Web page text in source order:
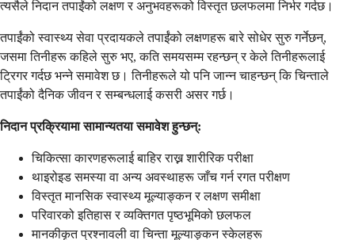
त्यसैले निदान तपाईंको लक्षण र अनुभवहरूको विस्तृत छलफलमा निर्भर गर्दछ।
तपाईंको स्वास्थ्य सेवा प्रदायकले तपाईंको लक्षणहरू बारे सोधेर सुरु गर्नेछन्,
जसमा तिनीहरू कहिले सुरु भए, कति समयसम्म रहन्छन् र केले तिनीहरूलाई
ट्रिगर गर्दछ भन्ने समावेश छ। तिनीहरूले यो पनि जान्न चाहन्छन् कि चिन्ताले
तपाईंको दैनिक जीवन र सम्बन्धलाई कसरी असर गर्छ।
निदान प्रक्रियामा सामान्यतया समावेश हुन्छन्:
चिकित्सा कारणहरूलाई बाहिर राख्न शारीरिक परीक्षा
थाइरोइड समस्या वा अन्य अवस्थाहरू जाँच गर्न रगत परीक्षण
विस्तृत मानसिक स्वास्थ्य मूल्याङ्कन र लक्षण समीक्षा
परिवारको इतिहास र व्यक्तिगत पृष्ठभूमिको छलफल
मानकीकृत प्रश्नावली वा चिन्ता मूल्याङ्कन स्केलहरू